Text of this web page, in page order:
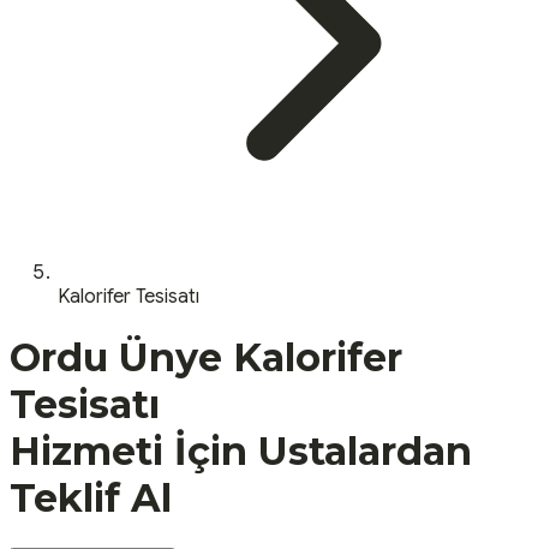
Kalorifer Tesisatı
Ordu Ünye Kalorifer
Tesisatı
Hizmeti İçin Ustalardan
Teklif Al